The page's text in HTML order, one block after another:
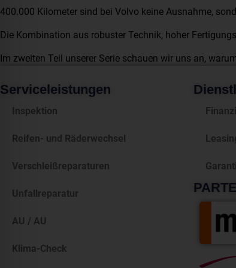
400.000 Kilometer sind bei Volvo keine Ausnahme,
Die Kombination aus robuster Technik, hoher
Im zweiten Teil unserer Serie schauen wir uns an,
Serviceleistungen
Inspektion
Reifen- und Räderwechsel
Verschleißreparaturen
Unfallreparatur
AU / AU
Klima-Check